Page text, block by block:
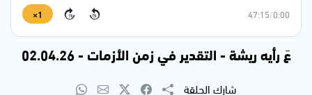
0:00
/
47:15
15
15
1×
عَ رأيه ريشة - التقدير في زمن الأزمات - 02.04.26
شارك الحلقة